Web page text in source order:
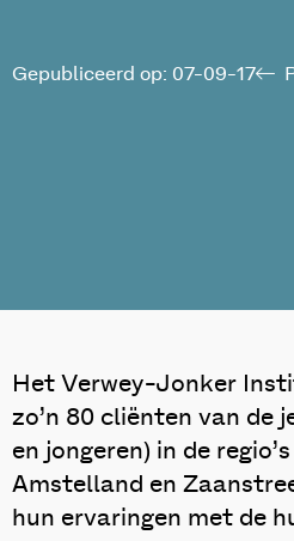
Gepubliceerd op: 07-09-17
Het Verwey-Jonker
zo’n 80 cliënten van de
en jongeren) in de
Amstelland en
hun ervaringen met de